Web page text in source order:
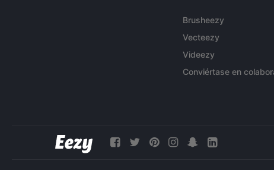
Brusheezy
Vecteezy
Videezy
Conviértase en